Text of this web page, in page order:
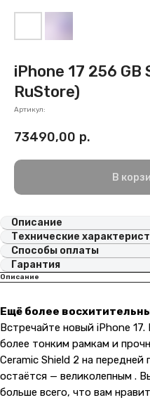
iPhone 17 256 GB
RuStore)
Артикул:
73490,00 р.
В
Описание
Технические
Способы оплаты
Гарантия
Описание
Ещё более
Встречайте новый iPhone
более тонким рамкам и
Ceramic Shield 2 на передней
остаётся — великолепным .
больше всего, что вам